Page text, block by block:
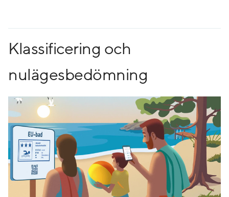
Klassificering och
nulägesbedömning